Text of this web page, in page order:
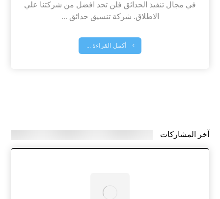
في مجال تنفيذ الحدائق فلن تجد افضل من شركتنا علي
الاطلاق. شركة تنسيق حدائق ...
أكمل القراءة ...
آخر المشاركات